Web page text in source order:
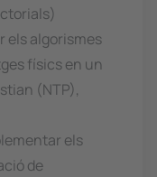
els algorismes
físics en un
(NTP),
els
de